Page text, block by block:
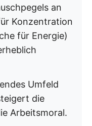
an
Konzentration
für Energie)
Umfeld
die
Arbeitsmoral.